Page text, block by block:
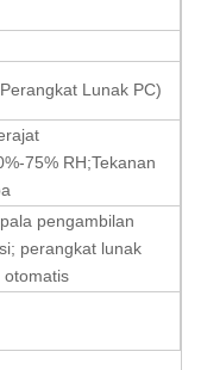
Lunak PC)
75% RH;Tekanan
pengambilan
perangkat lunak
otomatis